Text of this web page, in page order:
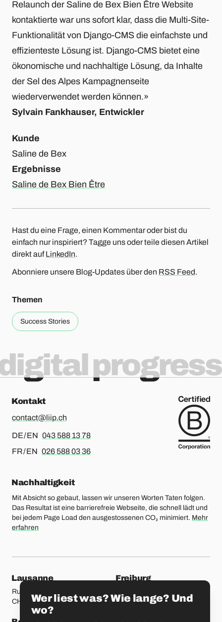
Relaunch der Saline de Bex Bien Être Website
kontaktierte war uns sofort klar, dass die Multi-Site-
Funktionalität von Django-CMS die einfachste und
effizienteste Lösung ist. Django-CMS bietet eine
ökonomische und nachhaltige Lösung, da Inhalte
der Sel des Alpes Kampagnenseite
wiederverwendet werden können.»
Sylvain Fankhauser, Entwickler
Kunde
Saline de Bex
Ergebnisse
Saline de Bex Bien Être
Hast du eine Frage, einen Kommentar oder bist du
einfach nur inspiriert? Tagge uns oder teile diesen Artikel
direkt aufLinkedIn.
Abonniere unsere Blog-Updates über den RSS Feed.
Themen
Success Stories
progress
Kontakt
contact@liip.ch
DE / EN Für Deutsch oder Englisch, bitte anrufen
043 588 13 78
FR / EN Für Französisch oder Englisch, bitte anrufen
026 588 03 36
Nachhaltigkeit
Mit Absicht so gebaut, lassen wir unseren Worten Taten folgen.
Das Resultat ist eine barrierefreie Webseite, die schnell lädt und
bei jedem Page Load den ausgestossenen CO₂ minimiert. Mehr
erfahren
unsere Standorte
Lausanne
Rue Etraz 4
CH-1003 Lausanne
Freiburg
CH-1700 Freiburg
Wer liest was? Wie lange? Und
wo?